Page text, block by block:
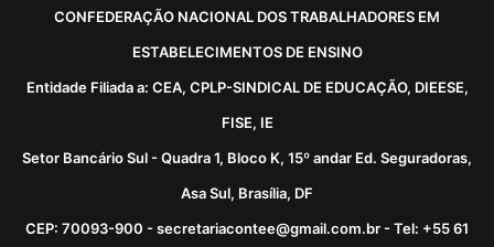
CONFEDERAÇÃO NACIONAL DOS TRABALHADORES EM
ESTABELECIMENTOS DE ENSINO
Entidade Filiada a: CEA, CPLP-SINDICAL DE EDUCAÇÃO, DIEESE,
FISE, IE
Setor Bancário Sul - Quadra 1, Bloco K, 15º andar Ed. Seguradoras,
Asa Sul, Brasília, DF
CEP: 70093-900 - secretariacontee@gmail.com.br - Tel: +55 61